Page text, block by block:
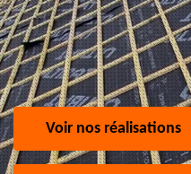
Voir nos réalisations